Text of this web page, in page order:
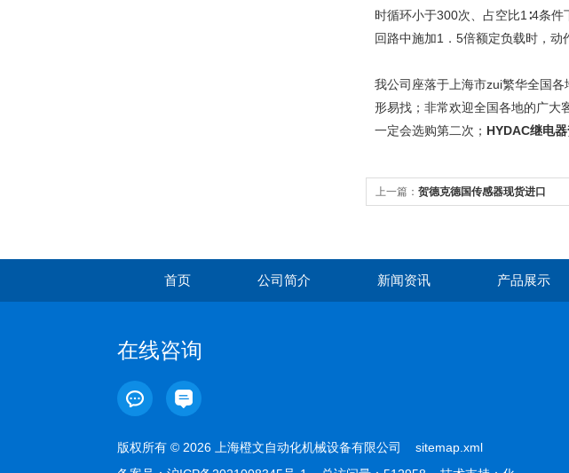
时循环小于300次、占空比1∶4条
回路中施加1．5倍额定负载时，
我公司座落于上海市zui繁华全国
形易找；非常欢迎全国各地的广大
一定会选购第二次； HYDAC继电
上一篇： 贺德克德国传感器现货进口
首页 公司简介 新闻资讯 产品展示
在线咨询
版权所有 © 2026 上海橙文自动化机械设备有限公司 sitemap.xml